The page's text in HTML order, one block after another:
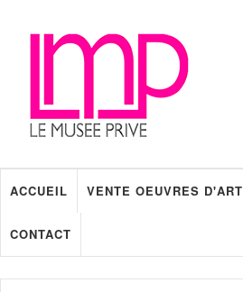
ACCUEIL VENTE OEUVRES D'ART
CONTACT